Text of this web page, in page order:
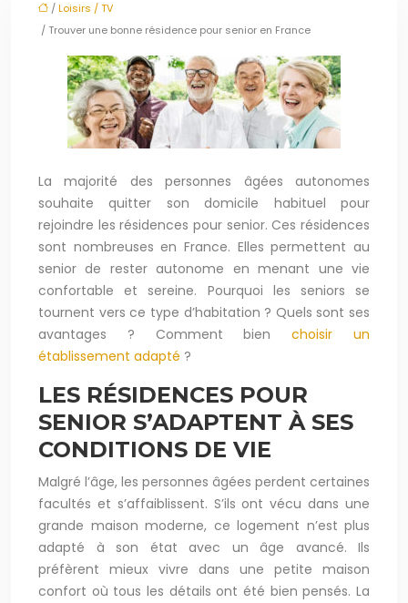
/Loisirs / TV
/ Trouver une bonne résidence pour senior en France
La majorité des personnes âgées autonomes
souhaite quitter son domicile habituel pour
rejoindre les résidences pour senior. Ces résidences
sont nombreuses en France. Elles permettent au
senior de rester autonome en menant une vie
confortable et sereine. Pourquoi les seniors se
tournent vers ce type d’habitation ? Quels sont ses
avantages ? Comment bienchoisir un
établissement adapté ?
LES RÉSIDENCES POUR
SENIOR S’ADAPTENT À SES
CONDITIONS DE VIE
Malgré l’âge, les personnes âgées perdent certaines
facultés et s’affaiblissent. S’ils ont vécu dans une
grande maison moderne, ce logement n’est plus
adapté à son état avec un âge avancé. Ils
préfèrent mieux vivre dans une petite maison
confort où tous les détails ont été bien pensés. La